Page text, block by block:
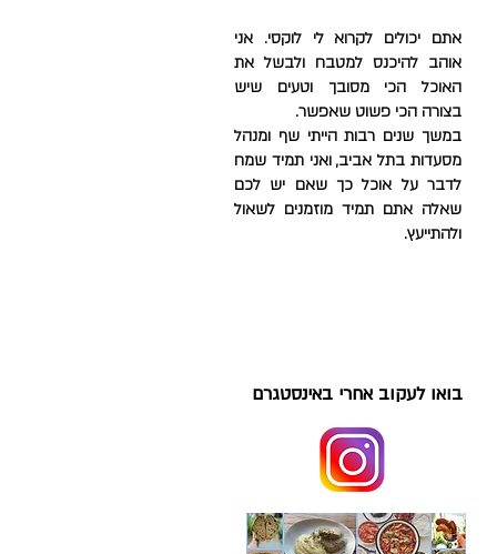
אתם יכולים לקרוא לי לוקסי. אני
אוהב להיכנס למטבח ולבשל את
האוכל הכי מסובך וטעים שיש
בצורה הכי פשוט שאפשר.
במשך שנים רבות הייתי שף ומנהל
מסעדות בתל אביב, ואני תמיד שמח
לדבר על אוכל כך שאם יש לכם
שאלה אתם תמיד מוזמנים לשאול
ולהתייעץ.
בואו לעקוב אחרי באינסטגרם